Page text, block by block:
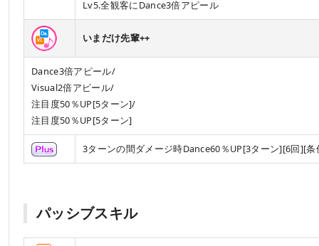
Lv5.全観客にDance3倍アピール
いまだけ先輩++
Dance3倍アピール/
Visual2倍アピール/
注目度50％UP[5ターン]/
注目度50％UP[5ターン]
3ターンの間ダメージ時Dance60％UP[3ターン][6回][
パッシブスキル